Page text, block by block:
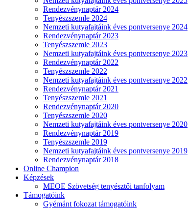
Rendezvénynaptár 2024
Tenyészszemle 2024
Nemzeti kutyafajtáink éves pontversenye 2024
Rendezvénynaptár 2023
Tenyészszemle 2023
Nemzeti kutyafajtáink éves pontversenye 2023
Rendezvénynaptár 2022
Tenyészszemle 2022
Nemzeti kutyafajtáink éves pontversenye 2022
Rendezvénynaptár 2021
Tenyészszemle 2021
Rendezvénynaptár 2020
Tenyészszemle 2020
Nemzeti kutyafajtáink éves pontversenye 2020
Rendezvénynaptár 2019
Tenyészszemle 2019
Nemzeti kutyafajtáink éves pontversenye 2019
Rendezvénynaptár 2018
Online Champion
Képzések
MEOE Szövetség tenyésztői tanfolyam
Támogatóink
Gyémánt fokozat támogatóink